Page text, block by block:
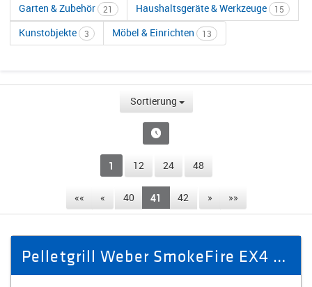
Garten & Zubehör 21 Haushaltsgeräte & Werkzeuge 15
Kunstobjekte 3 Möbel & Einrichten 13
Sortierung
1 12 24 48
«« « 40 41 42 » »»
Pelletgrill Weber SmokeFire EX4 GBS